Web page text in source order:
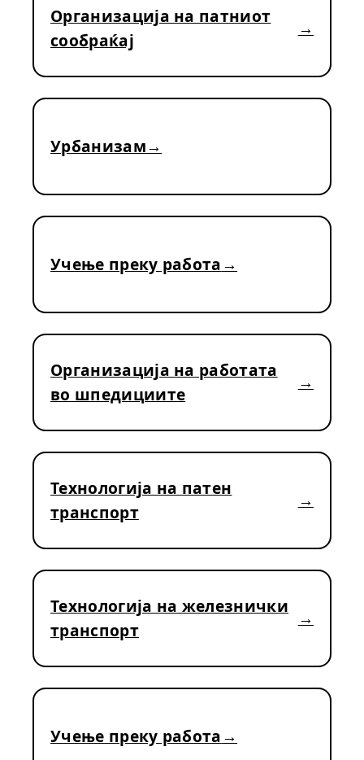
Организација на патниот
сообраќај
Урбанизам
Учење преку работа
Организација на работата
во шпедициите
Технологија на патен
транспорт
Технологија на железнички
транспорт
Учење преку работа